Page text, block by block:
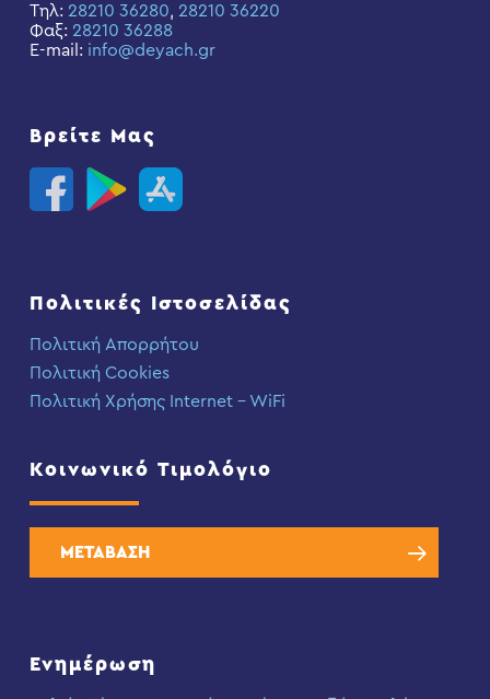
Τηλ: 28210 36280, 28210 36220
Φαξ: 28210 36288
E-mail: info@deyach.gr
Βρείτε Μας
Πολιτικές Ιστοσελίδας
Πολιτική Απορρήτου
Πολιτική Cookies
Πολιτική Χρήσης Internet – WiFi
Κοινωνικό Τιμολόγιο
ΜΕΤΑΒΑΣΗ
Ενημέρωση